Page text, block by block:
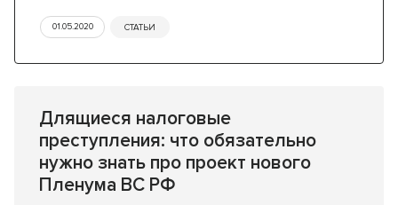
01.05.2020 СТАТЬИ
Длящиеся налоговые
преступления: что обязательно
нужно знать про проект нового
Пленума ВС РФ